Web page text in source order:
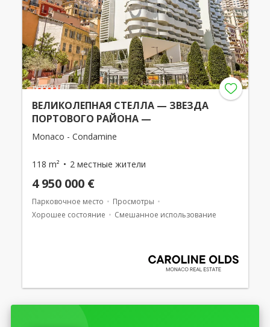
ВЕЛИКОЛЕПНАЯ СТЕЛЛА — ЗВЕЗДА
ПОРТОВОГО РАЙОНА —
Monaco - Condamine
118 m² 2 местные жители
4 950 000 €
Парковочное место
Просмотры
Хорошее состояние
Смешанное использование